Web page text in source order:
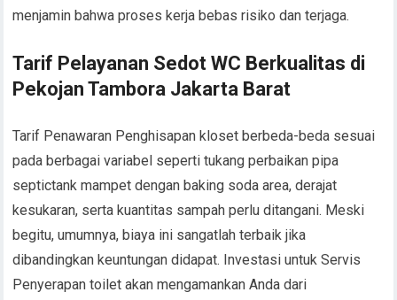
menjamin bahwa proses kerja bebas risiko dan terjaga.
Tarif Pelayanan Sedot WC Berkualitas di
Pekojan Tambora Jakarta Barat
Tarif Penawaran Penghisapan kloset berbeda-beda sesuai
pada berbagai variabel seperti tukang perbaikan pipa
septictank mampet dengan baking soda area, derajat
kesukaran, serta kuantitas sampah perlu ditangani. Meski
begitu, umumnya, biaya ini sangatlah terbaik jika
dibandingkan keuntungan didapat. Investasi untuk Servis
Penyerapan toilet akan mengamankan Anda dari